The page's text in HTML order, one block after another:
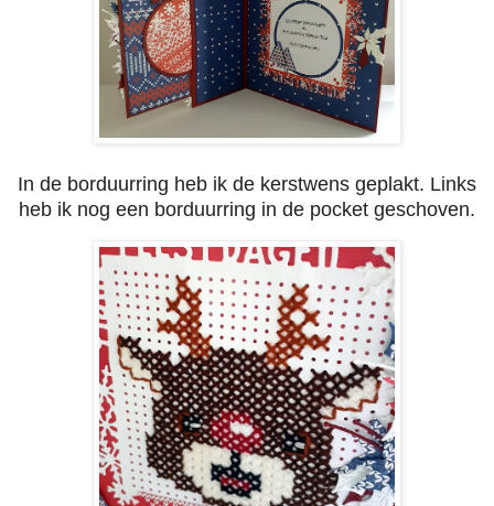
In de borduurring heb ik de kerstwens geplakt. Links
heb ik nog een borduurring in de pocket geschoven.